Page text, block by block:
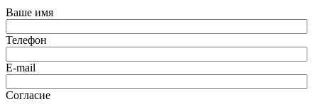
Ваше имя
Телефон
E-mail
Согласие